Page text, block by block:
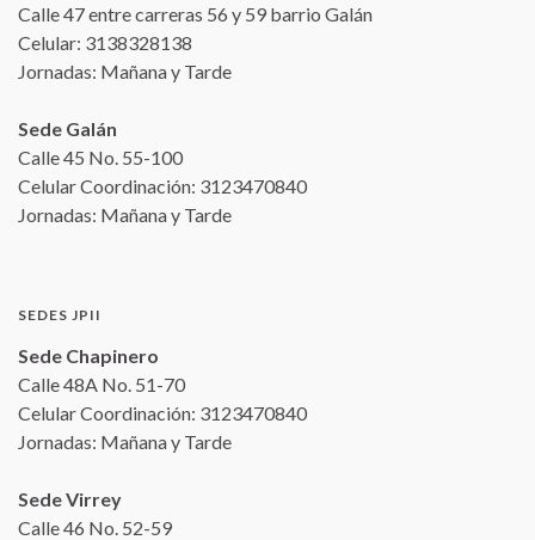
Calle 47 entre carreras 56 y 59 barrio Galán
Celular: 3138328138
Jornadas: Mañana y Tarde
Sede Galán
Calle 45 No. 55-100
Celular Coordinación: 3123470840
Jornadas: Mañana y Tarde
SEDES JPII
Sede Chapinero
Calle 48A No. 51-70
Celular Coordinación: 3123470840
Jornadas: Mañana y Tarde
Sede Virrey
Calle 46 No. 52-59